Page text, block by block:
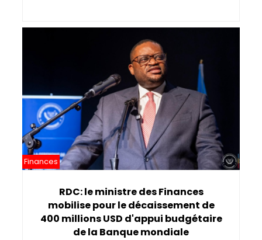
Finances
RDC: le ministre des Finances
mobilise pour le décaissement de
400 millions USD d'appui budgétaire
de la Banque mondiale